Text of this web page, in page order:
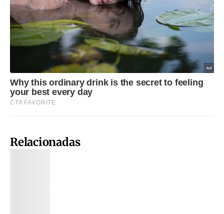
Relacionadas